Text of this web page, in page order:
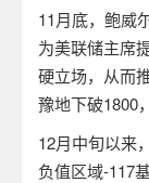
11月底，鲍威
为美联储主席
硬立场，从而
豫地下破1800
12月中旬以来
负值区域-117